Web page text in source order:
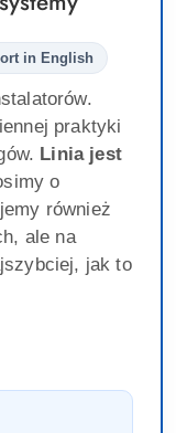
in English
praktyki
Linia jest
o
również
ale na
jak to